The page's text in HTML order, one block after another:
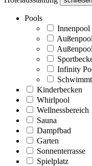
Pools
Innenpool
Infinity
Kinderbecken
Whirlpool
Wellnessbereich
Sauna
Dampfbad
Garten
Sonnenterrasse
Spielplatz